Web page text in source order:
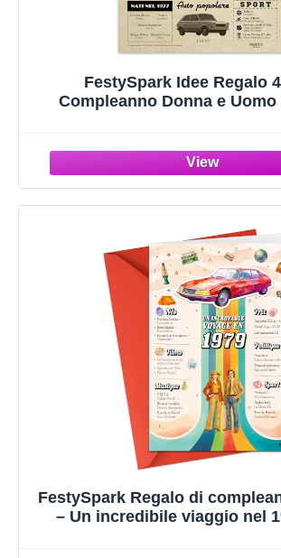
FestySpark Idee Regalo
Compleanno Donna e
Matrimonio - Addobbi
Regali 1977
FestySpark Regalo di
– Un incredibile viaggio nel